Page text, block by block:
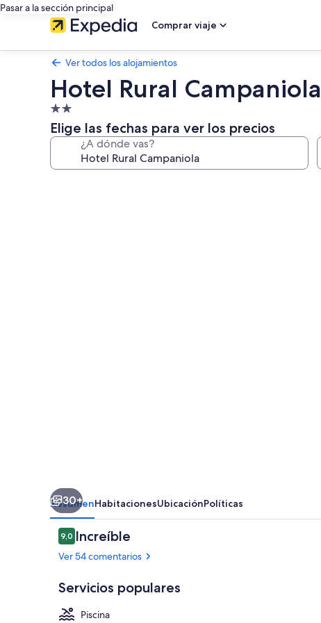
Pasar a la sección principal
Comprar viaje
Ver todos los alojamientos
Hotel Rural Campaniola
Alojamiento
de
2.0 estrellas
Elige las fechas para ver los precios
¿A dónde vas?
30+
ResumenHabitacionesUbicaciónPolíticas
Comentarios
9,09,0 de 10
Increíble
Ver 54 comentarios
Servicios populares
Piscina